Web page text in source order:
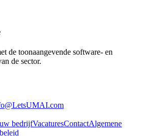
de toonaangevende software- en
de sector.
bedrijfVacaturesContactAlgemene